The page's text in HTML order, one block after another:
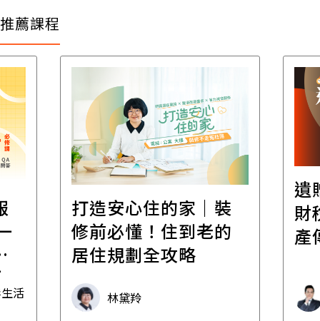
推薦課程
活
打造安心住的家｜裝
修前必懂！住到老的
居住規劃全攻略
林黛羚
遺
財
產